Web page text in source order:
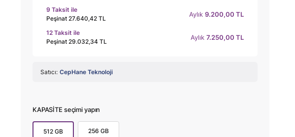
9 Taksit ile
Peşinat 27.640,42 TL
Aylık 9.200,00 TL
12 Taksit ile
Peşinat 29.032,34 TL
Aylık 7.250,00 TL
Satıcı: CepHane Teknoloji
KAPASİTE seçimi yapın
512 GB 256 GB